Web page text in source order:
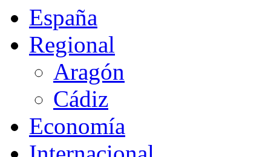
España
Regional
Aragón
Cádiz
Economía